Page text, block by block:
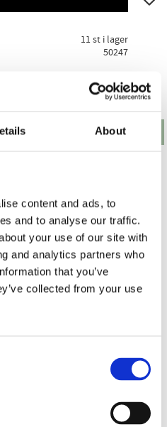
About
content and ads, to
and to analyse our traffic.
your use of our site with
and analytics partners who
that you’ve
collected from your use
11 st i lager
50247
Användning
dig
TwitterLinkedInPinterest